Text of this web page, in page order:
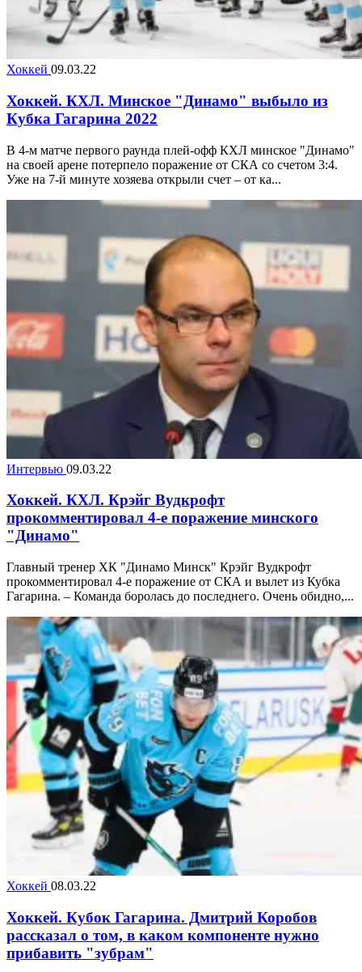
Хоккей 09.03.22
Хоккей. КХЛ. Минское "Динамо" выбыло из
Кубка Гагарина 2022
В 4-м матче первого раунда плей-офф КХЛ минское "Динамо"
на своей арене потерпело поражение от СКА со счетом 3:4.
Уже на 7-й минуте хозяева открыли счет – от ка...
Интервью 09.03.22
Хоккей. КХЛ. Крэйг Вудкрофт
прокомментировал 4-е поражение минского
"Динамо"
Главный тренер ХК "Динамо Минск" Крэйг Вудкрофт
прокомментировал 4-е поражение от СКА и вылет из Кубка
Гагарина. – Команда боролась до последнего. Очень обидно,...
Хоккей 08.03.22
Хоккей. Кубок Гагарина. Дмитрий Коробов
рассказал о том, в каком компоненте нужно
прибавить "зубрам"